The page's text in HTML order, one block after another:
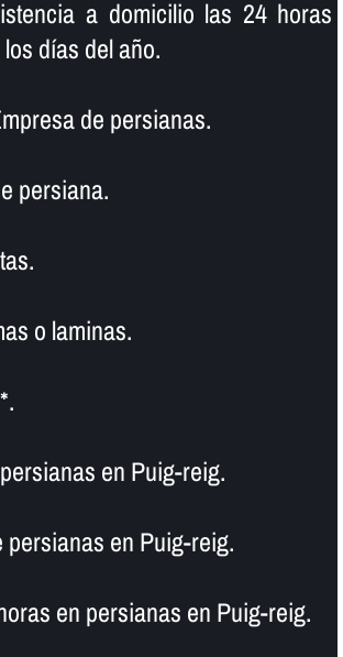
a domicilio las 24 horas
dí­as del año.
de persianas.
persiana.
o laminas.
en Puig-reig.
persianas en Puig-reig.
en persianas en Puig-reig.